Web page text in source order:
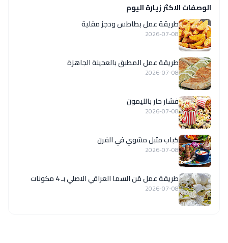
الوصفات الاكثر زيارة اليوم
طريقة عمل بطاطس ودجز مقلية
2026-07-08
طريقة عمل المطبق بالعجينة الجاهزة
2026-07-08
فشار حار بالليمون
2026-07-08
كباب متبل مشوي في الفرن
2026-07-08
طريقة عمل مَن السما العراقي الاصلي بـ 4 مكونات
2026-07-08